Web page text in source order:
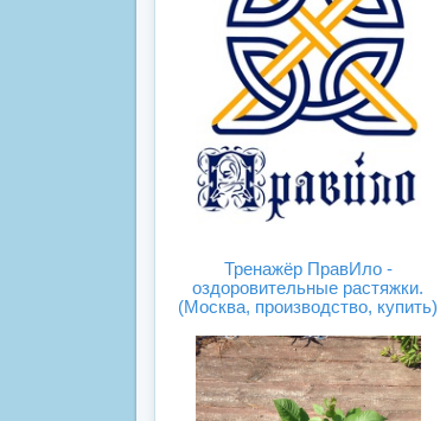
Тренажёр ПравИло -
оздоровительные растяжки.
(Москва, производство, купить)